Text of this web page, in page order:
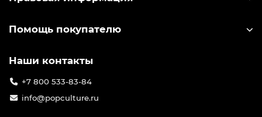
Помощь покупателю
Наши контакты
+7 800 533-83-84
info@popculture.ru